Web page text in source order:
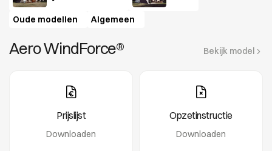
Oude modellen Algemeen
Aero WindForce® Bekijk model
Prijslijst
Downloaden
Opzetinstructie
Downloaden